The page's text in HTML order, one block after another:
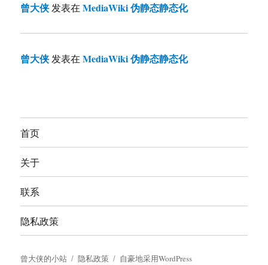
曾大侠发表在MediaWiki 伪静态静态化
曾大侠发表在MediaWiki 伪静态静态化
首页
关于
联系
隐私政策
曾大侠的小站 隐私政策 自豪地采用WordPress